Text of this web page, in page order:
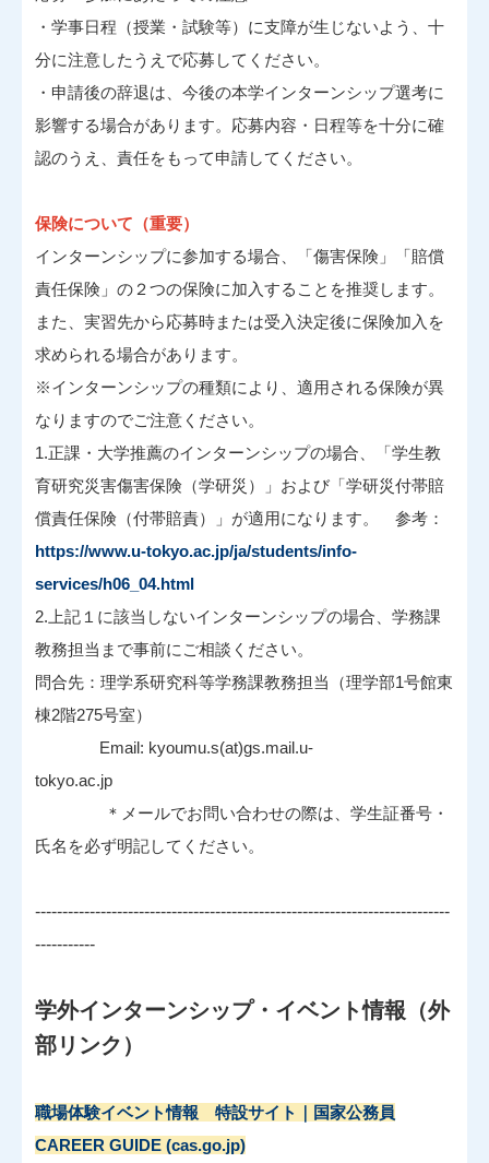
・学事日程（授業・試験等）に支障が生じないよう、十
分に注意したうえで応募してください。
・申請後の辞退は、今後の本学インターンシップ選考に
影響する場合があります。応募内容・日程等を十分に確
認のうえ、責任をもって申請してください。
保険について（重要）
インターンシップに参加する場合、「傷害保険」「賠償
責任保険」の２つの保険に加入することを推奨します。
また、実習先から応募時または受入決定後に保険加入を
求められる場合があります。
※インターンシップの種類により、適用される保険が異
なりますのでご注意ください。
1.正課・大学推薦のインターンシップの場合、「学生教
育研究災害傷害保険（学研災）」および「学研災付帯賠
償責任保険（付帯賠責）」が適用になります。 参考：
https://www.u-tokyo.ac.jp/ja/students/info-
services/h06_04.html
2.上記１に該当しないインターンシップの場合、学務課
教務担当まで事前にご相談ください。
問合先：理学系研究科等学務課教務担当（理学部1号館東
棟2階275号室）
Email: kyoumu.s(at)gs.mail.u-
tokyo.ac.jp
＊メールでお問い合わせの際は、学生証番号・
氏名を必ず明記してください。
----------------------------------------------------------------------------
-----------
学外インターンシップ・イベント情報（外
部リンク）
職場体験イベント情報 特設サイト｜国家公務員
CAREER GUIDE (cas.go.jp)